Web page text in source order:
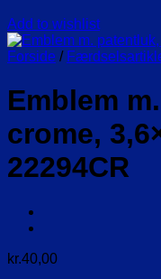
Add to wishlist
Forside /
Emblem
crome,
22294CR
kr.40,00